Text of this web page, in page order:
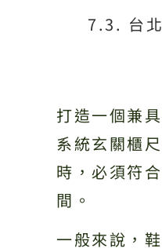
台
打造一個兼
系統玄關櫃
時，必須符
間。
一般來說，